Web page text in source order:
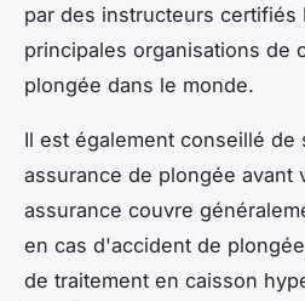
par des instructeurs certifiés
principales organisations de
plongée dans le monde.
Il est également conseillé de
assurance de plongée avant
assurance couvre
en cas d'accident de
de traitement en caisson